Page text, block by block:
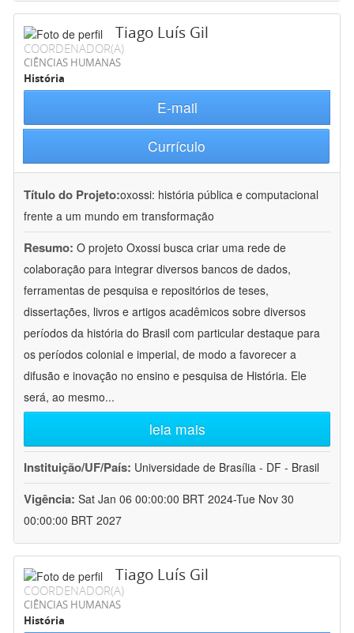
Tiago Luís Gil
COORDENADOR(A)
CIÊNCIAS HUMANAS
História
E-mail
Currículo
Título do Projeto:oxossi: história pública e computacional
frente a um mundo em transformação
Resumo: O projeto Oxossi busca criar uma rede de
colaboração para integrar diversos bancos de dados,
ferramentas de pesquisa e repositórios de teses,
dissertações, livros e artigos acadêmicos sobre diversos
períodos da história do Brasil com particular destaque para
os períodos colonial e imperial, de modo a favorecer a
difusão e inovação no ensino e pesquisa de História. Ele
será, ao mesmo...
leia mais
Instituição/UF/País: Universidade de Brasília - DF - Brasil
Vigência: Sat Jan 06 00:00:00 BRT 2024-Tue Nov 30
00:00:00 BRT 2027
Tiago Luís Gil
COORDENADOR(A)
CIÊNCIAS HUMANAS
História